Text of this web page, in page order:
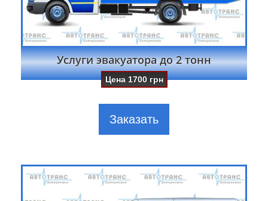
Услуги эвакуатора до 2 тонн
Цена1700 грн
Заказать